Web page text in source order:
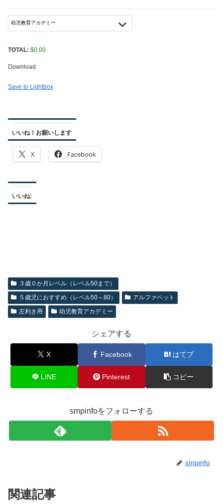
TOTAL: $0.00
Download
Save to Lightbox
いいね！お願いします
X Facebook
いいね:
３歳０か月レベル（レベル50まで）
５歳児におすすめ（レベル50～80）
アルファベット
左利き用
幼児教育アカデミー
シェアする
X Facebook はてブ
LINE Pinterest コピー
smpinfoをフォローする
smpinfo
関連記事